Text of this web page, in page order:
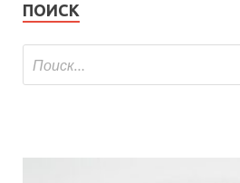
ПОИСК